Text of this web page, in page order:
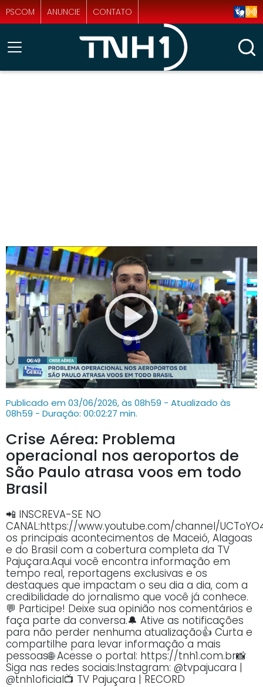
PSCOM ANUNCIE CONTATO
Publicado em 03/06/2026, às 08h59 - Atualizado às
08h59 - Duração: 00:02:27 min.
Crise Aérea: Problema
operacional nos aeroportos de
São Paulo atrasa voos em todo
Brasil
📲 INSCREVA-SE NO
CANAL:https://www.youtube.com/channel/
os principais acontecimentos de Maceió, Alagoas
e do Brasil com a cobertura completa da TV
Pajuçara.Aqui você encontra informação em
tempo real, reportagens exclusivas e os
destaques que impactam o seu dia a dia, com a
credibilidade do jornalismo que você já conhece.
💬 Participe! Deixe sua opinião nos comentários e
faça parte da conversa.🔔 Ative as notificações
para não perder nenhuma atualização👍 Curta e
compartilhe para levar informação a mais
pessoas🌐 Acesse o portal: https://tnh1.com.br📸
Siga nas redes sociais:Instagram: @tvpajucara |
@tnh1oficial📺 TV Pajuçara | RECORD